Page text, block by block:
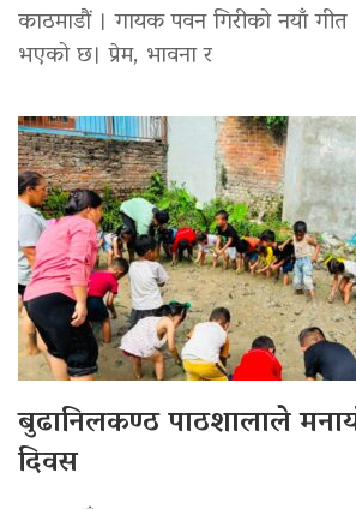
काठमाडौं । गायक पवन गिरीको नयाँ गीत
भएको छ। प्रेम, भावना र
बुढानिलकण्ठ पाठशालाले मनायो
दिवस